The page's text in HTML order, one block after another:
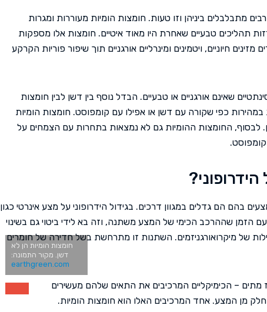
מתבלבלים ביניהן וזו טעות. חומצות הומיות מעוררות ומגרות
תהליכים טבעיים שאחרת היו מאוד איטיים. חומצות אלו מספקות
חיוניים, ויטמינים ומינרליים אורגניים תוך שיפור פוריות הקרקע
שאינם אורגניים או טבעיים. הבדל נוסף בין דשן לבין חומצות
כפי שקורה עם דשן או אפילו עם קומפוסט. חומצות הומיות
לבסוף, החומצות ההומיות גם לא נמצאות בתחרות עם הצמחים על
קומפוסט.
בהם הם גדלים במגוון דרכים. בגידול הידרופוני על מצע אינרטי כגון
עם הזמן שההרכב הכימי של המצע משתנה, וזה בא לידי ביטוי גם בשינוי
של מיקרואורגניזמים. השתנות זו מתרחשת בשל חדירה של חומרים
חומצות הומיות הן לא
דשן. מקור התמונה:
earthgreen.com
מתים – הכימיקליים המרכיבים את התאים שלהם מעשירים
מן המצע. אחד המרכיבים האלו הוא חומצות הומיות.